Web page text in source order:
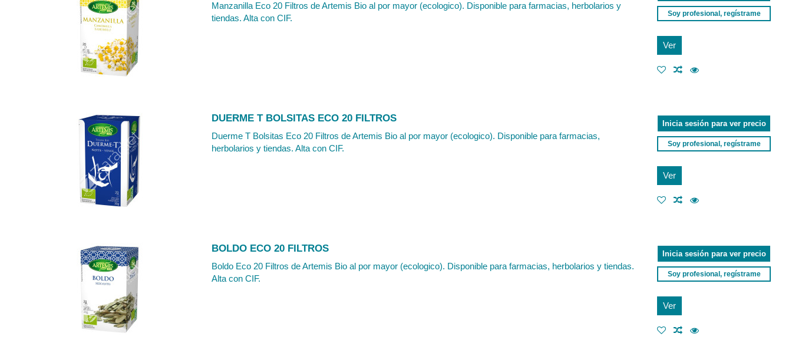
Manzanilla Eco 20 Filtros de Artemis Bio al por mayor (ecologico). Disponible para farmacias, herbolarios y
tiendas. Alta con CIF.
Soy profesional, regístrame
Ver
DUERME T BOLSITAS ECO 20 FILTROS
Duerme T Bolsitas Eco 20 Filtros de Artemis Bio al por mayor (ecologico). Disponible para farmacias,
herbolarios y tiendas. Alta con CIF.
Inicia sesión para ver precio
Soy profesional, regístrame
Ver
BOLDO ECO 20 FILTROS
Boldo Eco 20 Filtros de Artemis Bio al por mayor (ecologico). Disponible para farmacias, herbolarios y tiendas.
Alta con CIF.
Inicia sesión para ver precio
Soy profesional, regístrame
Ver